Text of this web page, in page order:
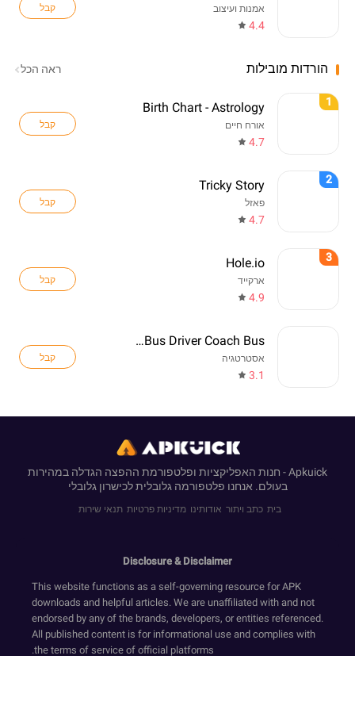
אמנות ועיצוב
4.4
קבל
הורדות מובילות ראה הכל
1
Birth Chart - Astrology
אורח חיים
4.7
קבל
2
Tricky Story
פאזל
4.7
קבל
3
Hole.io
ארקייד
4.9
קבל
Real Bus Driver Coach Bus
אסטרטגיה
3.1
קבל
Apkuick - חנות האפליקציות ופלטפורמת ההפצה הגדלה במהירות
בעולם. אנחנו פלטפורמה גלובלית לכישרון גלובלי
בית כתב ויתור אודותינו מדיניות פרטיות תנאי שירות
Disclosure & Disclaimer
This website functions as a self-governing resource for APK
downloads and helpful articles. We are unaffiliated with and not
endorsed by any of the brands, developers, or entities referenced.
All published content is for informational use and complies with
the terms of service of official platforms.